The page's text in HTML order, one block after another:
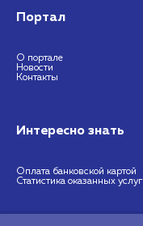
Портал
О портале
Новости
Контакты
Интересно знать
Оплата банковской картой
Статистика оказанных услуг